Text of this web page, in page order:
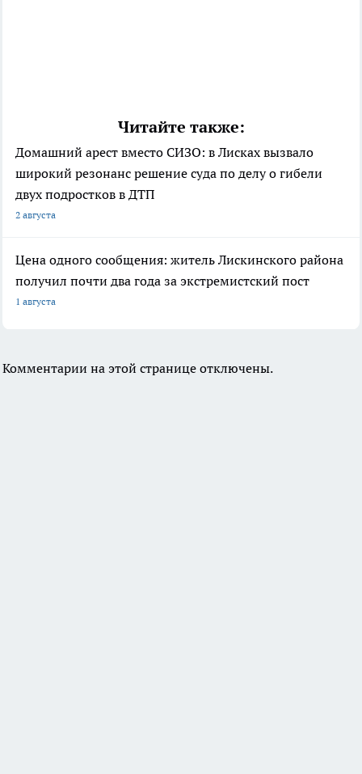
Читайте также:
Домашний арест вместо СИЗО: в Лисках вызвало
широкий резонанс решение суда по делу о гибели
двух подростков в ДТП
2 августа
Цена одного сообщения: житель Лискинского района
получил почти два года за экстремистский пост
1 августа
Комментарии на этой странице отключены.